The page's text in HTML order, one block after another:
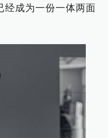
经成为一份一体两面